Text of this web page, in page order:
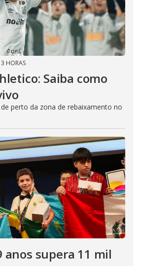
HORAS
Saiba como
perto da zona de rebaixamento no
anos supera 11 mil